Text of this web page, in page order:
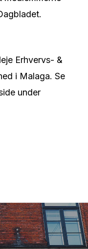
Erhvervs- &
i Malaga. Se
under